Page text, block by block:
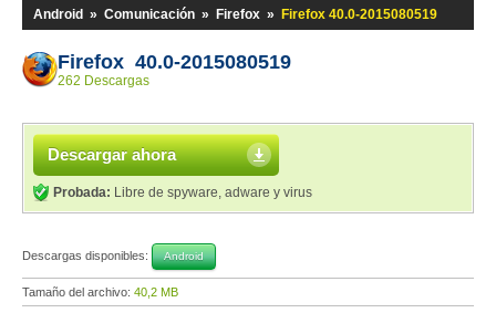
Android » Comunicación » Firefox » Firefox 40.0-2015080519
Firefox 40.0-2015080519
262 Descargas
Descargar ahora
Probada: Libre de spyware, adware y virus
Descargas disponibles: Android
Tamaño del archivo: 40,2 MB